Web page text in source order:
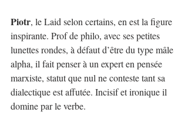
Piotr, le Laid selon certains, en est la figure
inspirante. Prof de philo, avec ses petites
lunettes rondes, à défaut d’être du type mâle
alpha, il fait penser à un expert en pensée
marxiste, statut que nul ne conteste tant sa
dialectique est affutée. Incisif et ironique il
domine par le verbe.